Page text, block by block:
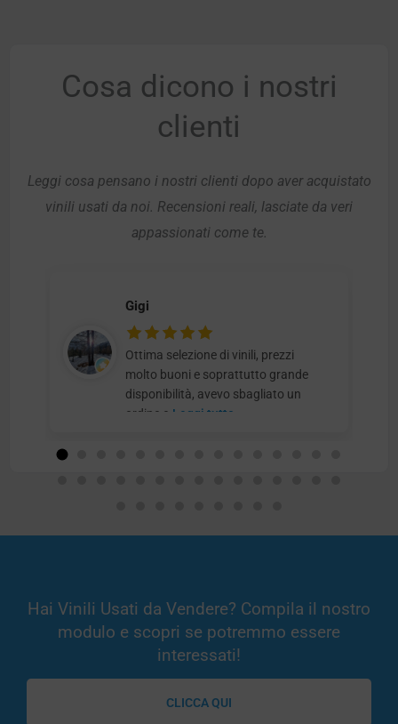
Cosa dicono i nostri
clienti
Leggi cosa pensano i nostri clienti dopo aver acquistato
vinili usati da noi. Recensioni reali, lasciate da veri
appassionati come te.
Gigi
Ottima selezione di vinili, prezzi
molto buoni e soprattutto grande
disponibilità, avevo sbagliato un
ordine e Leggi tutto
Hai Vinili Usati da Vendere? Compila il nostro
modulo e scopri se potremmo essere
interessati!
CLICCA QUI